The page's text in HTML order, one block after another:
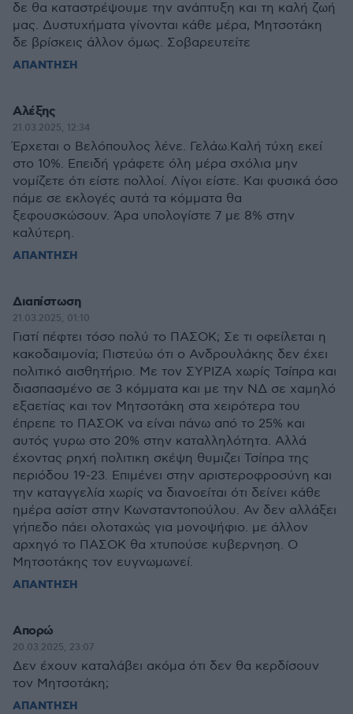
δε θα καταστρέψουμε την ανάπτυξη και τη καλή ζωή
μας. Δυστυχήματα γίνονται κάθε μέρα, Μητσοτάκη
δε βρίσκεις άλλον όμως. Σοβαρευτείτε
ΑΠΑΝΤΗΣΗ
Αλέξης
21.03.2025, 12:34
Έρχεται ο Βελόπουλος λένε. Γελάω.Καλή τύχη εκεί
στο 10%. Επειδή γράφετε όλη μέρα σχόλια μην
νομίζετε ότι είστε πολλοί. Λίγοι είστε. Και φυσικά όσο
πάμε σε εκλογές αυτά τα κόμματα θα
ξεφουσκώσουν. Άρα υπολογίστε 7 με 8% στην
καλύτερη.
ΑΠΑΝΤΗΣΗ
Διαπίστωση
21.03.2025, 01:10
Γιατί πέφτει τόσο πολύ το ΠΑΣΟΚ; Σε τι οφείλεται η
κακοδαιμονία; Πιστεύω ότι ο Ανδρουλάκης δεν έχει
πολιτικό αισθητήριο. Με τον ΣΥΡΙΖΑ χωρίς Τσίπρα και
διασπασμένο σε 3 κόμματα και με την ΝΔ σε χαμηλό
εξαετίας και τον Μητσοτάκη στα χειρότερα του
έπρεπε το ΠΑΣΟΚ να είναι πάνω από το 25% και
αυτός γυρω στο 20% στην καταλληλότητα. Αλλά
έχοντας ρηχή πολιτικη σκέψη θυμιζει Τσίπρα της
περιόδου 19-23. Επιμένει στην αριστεροφροσύνη και
την καταγγελία χωρίς να διανοείται ότι δείνει κάθε
ημέρα ασίστ στην Κωνσταντοπούλου. Αν δεν αλλάξει
γήπεδο πάει ολοταχώς για μονοψήφιο. με άλλον
αρχηγό το ΠΑΣΟΚ θα χτυπούσε κυβερνηση. Ο
Μητσοτάκης τον ευγνωμωνεί.
ΑΠΑΝΤΗΣΗ
Απορώ
20.03.2025, 23:07
Δεν έχουν καταλάβει ακόμα ότι δεν θα κερδίσουν
τον Μητσοτάκη;
ΑΠΑΝΤΗΣΗ